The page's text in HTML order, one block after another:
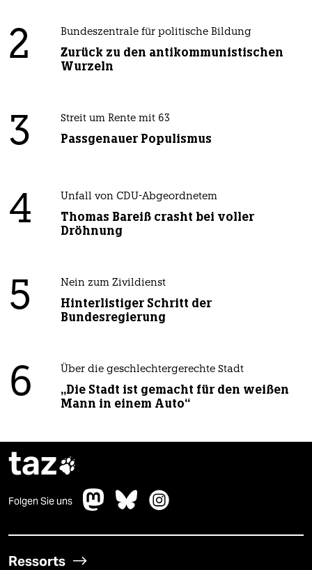
2 Bundeszentrale für politische Bildung
Zurück zu den antikommunistischen
Wurzeln
3 Streit um Rente mit 63
Passgenauer Populismus
4 Unfall von CDU-Abgeordnetem
Thomas Bareiß crasht bei voller
Dröhnung
5 Nein zum Zivildienst
Hinterlistiger Schritt der
Bundesregierung
6 Über die geschlechtergerechte Stadt
„Die Stadt ist gemacht für den weißen
Mann in einem Auto“
taz
Folgen Sie uns
Ressorts